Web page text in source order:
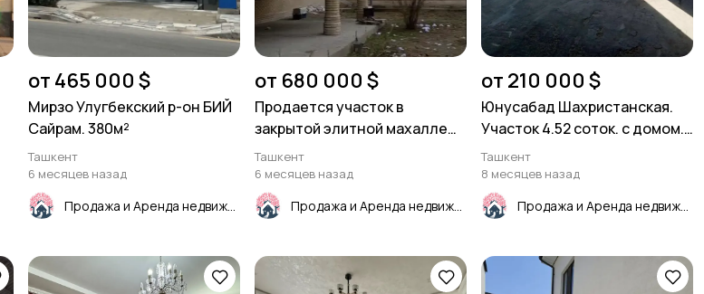
от 465 000 $
Мирзо Улугбекский р-он БИЙ
Сайрам. 380м²
Ташкент
6 месяцев назад
от 680 000 $
Продается участок в
закрытой элитной махалле
Мирзо Улугбекского района
"Узумзор' Буз-2 Ориентир
ТАТУ 6.24 соток. Фасад 30 х
20.
Ташкент
6 месяцев назад
от 210 000 $
Юнусабад Шахристанская.
Участок 4.52 соток. с домом.
93м² 6 комнат.
Ташкент
8 месяцев назад